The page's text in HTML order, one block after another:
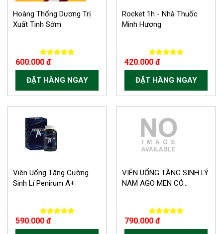
Hoàng Thống Dương Trị
Xuất Tinh Sớm
600.000 đ
ĐẶT HÀNG NGAY
Rocket 1h - Nhà Thuốc
Minh Hương
420.000 đ
ĐẶT HÀNG NGAY
Viên Uống Tăng Cường
Sinh Lí Penirum A+
590.000 đ
VIÊN UỐNG TĂNG SINH LÝ
NAM AGO MEN CÓ...
790.000 đ